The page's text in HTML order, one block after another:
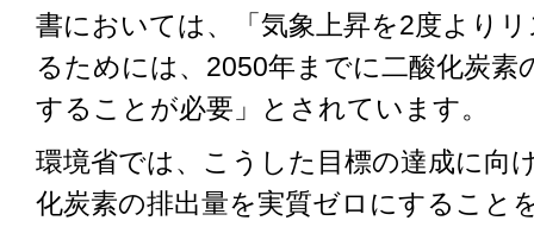
書においては、「気象上昇を2度より
るためには、2050年までに二酸化炭素
することが必要」とされています。
環境省では、こうした目標の達成に向
化炭素の排出量を実質ゼロにすること